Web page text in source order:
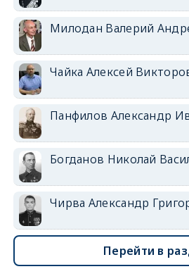
Милодан Валерий
Чайка Алексей
Панфилов Александр
Богданов Николай
Чирва Александр
Перейти в